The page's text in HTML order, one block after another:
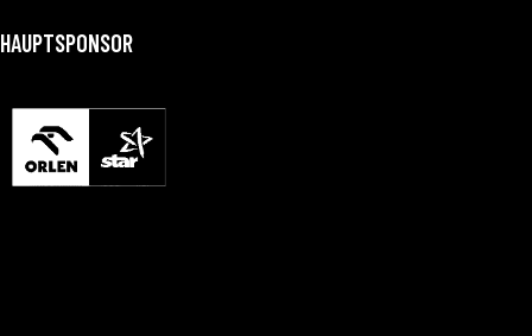
HAUPTSPONSOR